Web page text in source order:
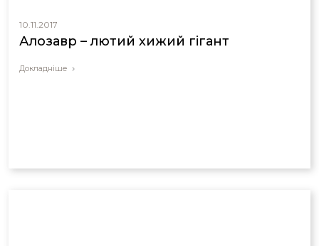
10.11.2017
Алозавр – лютий хижий гігант
Докладніше